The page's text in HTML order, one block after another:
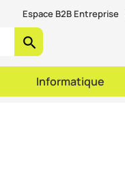
Espace B2B Entreprise
search
Informatique